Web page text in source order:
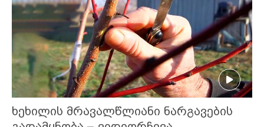
ხეხილის მრავალწლიანი ნარგავების